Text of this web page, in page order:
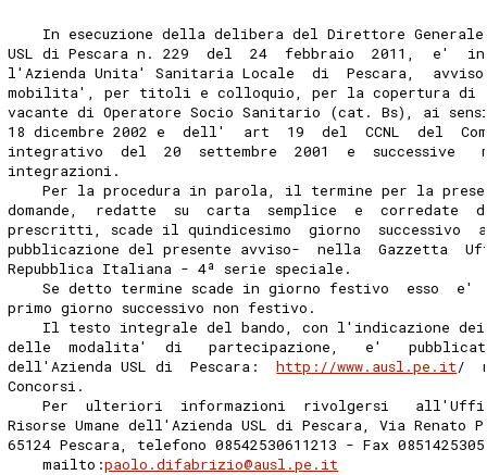
In esecuzione della delibera del Direttore
USL di Pescara n. 229  del  24  febbraio  2011,  e'
l'Azienda Unita' Sanitaria Locale  di  Pescara,
mobilita', per titoli e colloquio, per la copertura di
vacante di Operatore Socio Sanitario (cat. Bs), ai sensi
18 dicembre 2002 e  dell'  art  19  del  CCNL  del
integrativo  del  20  settembre  2001  e  successive
integrazioni.
Per la procedura in parola, il termine per la
domande,  redatte  su  carta  semplice  e  corredate
prescritti, scade il quindicesimo  giorno  successivo
pubblicazione del presente avviso-  nella  Gazzetta
Repubblica Italiana - 4ª serie speciale.
Se detto termine scade in giorno festivo  esso  e'
primo giorno successivo non festivo.
Il testo integrale del bando, con l'indicazione
delle  modalita'  di   partecipazione,   e'
dell'Azienda USL di  Pescara: http://www.ausl.pe.it/
Concorsi.
Per  ulteriori  informazioni  rivolgersi
Risorse Umane dell'Azienda USL di Pescara, Via
65124 Pescara, telefono 08542530611213 - Fax
    mailto:
paolo.difabrizio@ausl.pe.it